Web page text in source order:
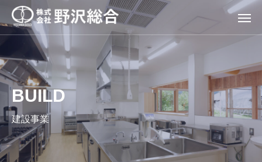
BUILD
建設事業